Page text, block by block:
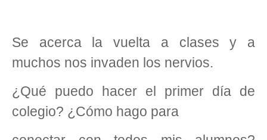
Se acerca la vuelta a clases y a
muchos nos invaden los nervios.
¿Qué puedo hacer el primer día de
colegio? ¿Cómo hago para